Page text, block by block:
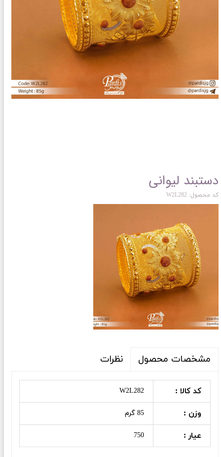
دستبند لیوانی
کد محصول: W2L282
مشخصات محصول نظرات
کد کالا : W2L282
وزن : 85 گرم
عیار : 750